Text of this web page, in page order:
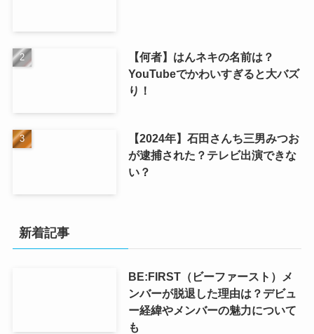
【何者】はんネキの名前は？
YouTubeでかわいすぎると大バズ
り！
【2024年】石田さんち三男みつお
が逮捕された？テレビ出演できな
い？
新着記事
BE:FIRST（ビーファースト）メ
ンバーが脱退した理由は？デビュ
ー経緯やメンバーの魅力について
も